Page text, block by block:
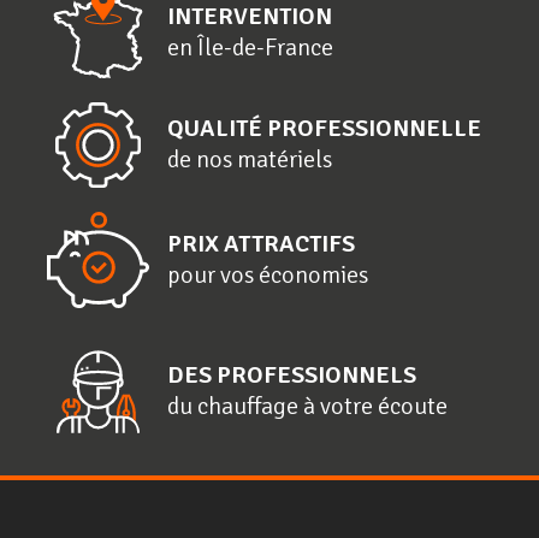
INTERVENTION
en Île-de-France
QUALITÉ PROFESSIONNELLE
de nos matériels
PRIX ATTRACTIFS
pour vos économies
DES PROFESSIONNELS
du chauffage à votre écoute